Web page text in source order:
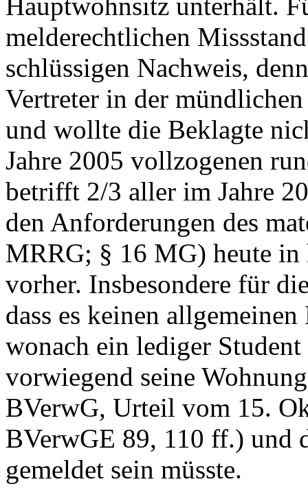
melderechtlichen
schlüssigen Nachweis,
Vertreter in der
und wollte die Beklagte
Jahre 2005 vollzogenen
betrifft 2/3 aller im Jahre
den Anforderungen des
MRRG; § 16 MG) heute in
vorher. Insbesondere für
dass es keinen
wonach ein lediger
vorwiegend seine
BVerwG, Urteil vom 15.
BVerwGE 89, 110 ff.) und
gemeldet sein müsste.